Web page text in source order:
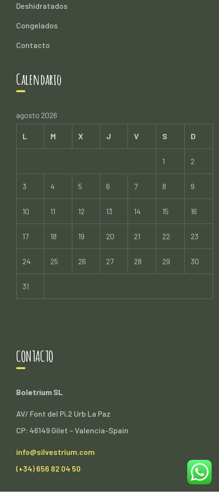
Deshidratados
Congelados
Contacto
Calendario
agosto 2026
L M X J V S D
1 2
3 4 5 6 7 8 9
10 11 12 13 14 15 16
17 18 19 20 21 22 23
24 25 26 27 28 29 30
31
CONTACTO
Boletrium SL
AV/ Font del Pi,2 Urb La Paz
CP: 46149 Gilet – Valencia-Spain
info@silvestrium.com
(+34) 656 82 04 50